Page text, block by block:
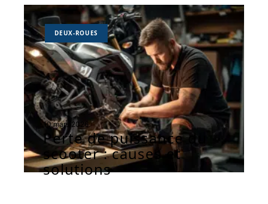
DEUX-ROUES
10 mars 2026
Perte de puissance du
scooter : causes et
solutions